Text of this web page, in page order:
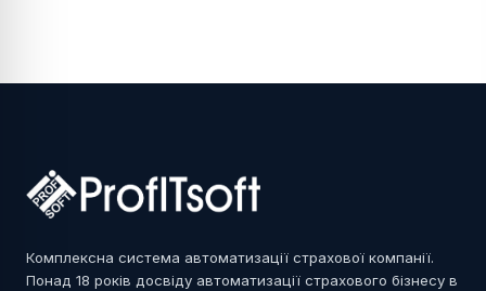
Комплексна система автоматизації страхової компанії.
Понад 18 років досвіду автоматизації страхового бізнесу в